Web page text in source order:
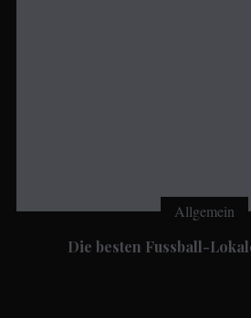
Allgemein
Die besten Fussball-